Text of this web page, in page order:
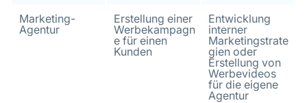
Marketing-
Agentur
Erstellung einer
Werbekampagn
e für einen
Kunden
Entwicklung
interner
Marketingstrate
gien oder
Erstellung von
Werbevideos
für die eigene
Agentur